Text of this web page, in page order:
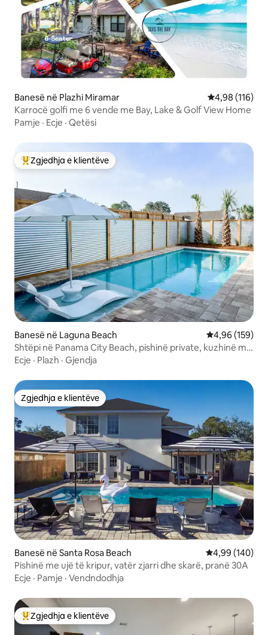
Banesë në Plazhi Miramar Vlerësimi
4,98 (116)
Karrocë golfi me 6 vende me Bay, Lake & Golf View Home
Pamje · Ecje · Qetësi
Më të mirat e zgjedhjeve të klientëve
Zgjedhja e klientëve
Banesë në Laguna Beach Vlerësimi
4,96 (159)
Shtëpi në Panama City Beach, pishinë private, kuzhinë me
kuzhinier
Ecje · Plazh · Gjendja
Zgjedhja e klientëve
Zgjedhja e klientëve
Banesë në Santa Rosa Beach Vlerësimi
4,99 (140)
Pishinë me ujë të kripur, vatër zjarri dhe skarë, pranë 30A
Ecje · Pamje · Vendndodhja
Më të mirat e zgjedhjeve të klientëve
Zgjedhja e klientëve